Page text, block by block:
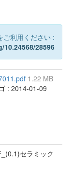
ご利用ください :
28596
1.22 MB
: 2014-01-09
セラミック